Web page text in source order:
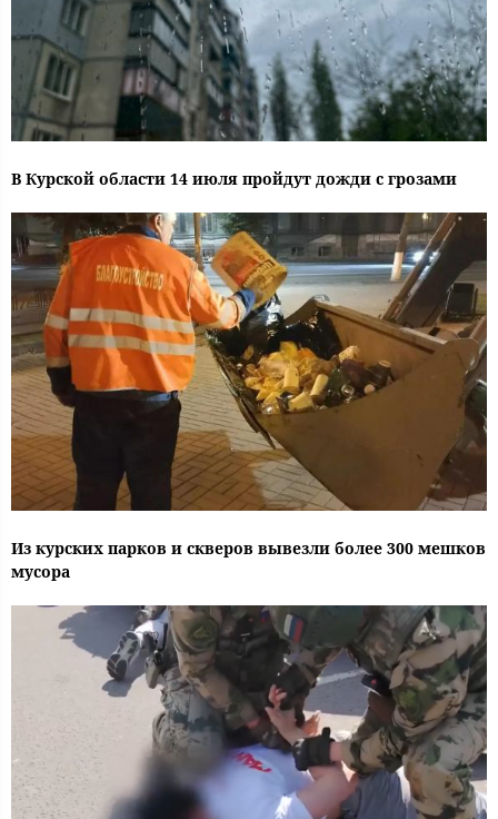
В Курской области 14 июля пройдут дожди с грозами
Из курских парков и скверов вывезли более 300 мешков
мусора